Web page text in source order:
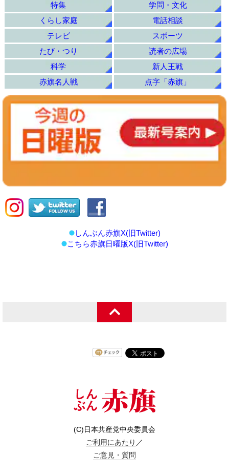
特集
学問・文化
くらし家庭
電話相談
テレビ
スポーツ
たび・つり
読者の広場
科学
新人王戦
赤旗名人戦
点字「赤旗」
しんぶん赤旗X(旧Twitter)
こちら赤旗日曜版X(旧Twitter)
(C)日本共産党中央委員会
ご利用にあたり ／
ご意見・質問